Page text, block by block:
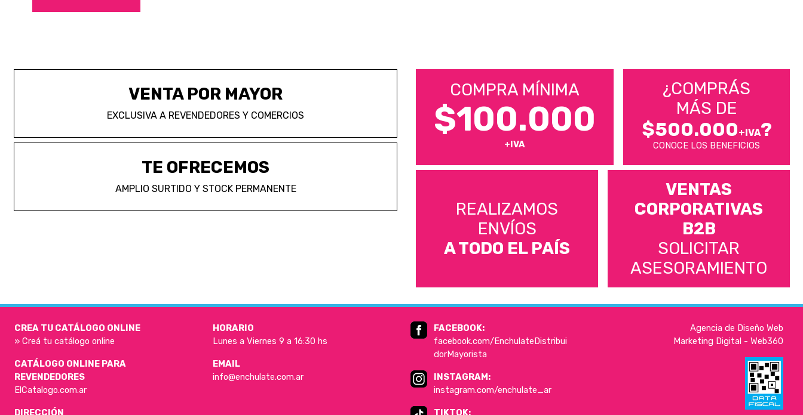
VENTA POR MAYOR
EXCLUSIVA A REVENDEDORES Y COMERCIOS
TE OFRECEMOS
AMPLIO SURTIDO Y STOCK PERMANENTE
COMPRA MÍNIMA
$100.000
+IVA
¿COMPRÁS
MÁS DE
$500.000+IVA?
CONOCE LOS BENEFICIOS
REALIZAMOS
ENVÍOS
A TODO EL PAÍS
VENTAS
CORPORATIVAS
B2B
SOLICITAR
ASESORAMIENTO
CREA TU CATÁLOGO ONLINE
» Creá tu catálogo online
CATÁLOGO ONLINE PARA
REVENDEDORES
ElCatalogo.com.ar
DIRECCIÓN
HORARIO
Lunes a Viernes 9 a 16:30 hs
EMAIL
info@enchulate.com.ar
FACEBOOK:
facebook.com/EnchulateDistribui
dorMayorista
INSTAGRAM:
instagram.com/enchulate_ar
TIKTOK:
Agencia de Diseño Web
Marketing Digital - Web360